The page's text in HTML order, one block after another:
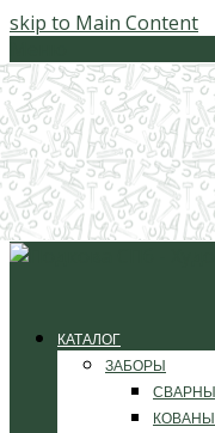
skip to Main Content
КАТАЛОГ
ЗАБОРЫ